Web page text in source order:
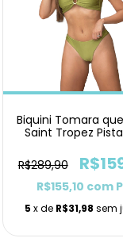
Biquini Tomara
Saint Tropez
R$289,90
R$155,10 com
5 x de R$31,98 sem